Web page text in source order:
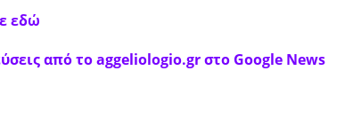
εδώ
από το aggeliologio.gr στο Google News